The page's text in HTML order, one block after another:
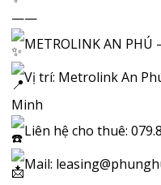
——
METROLINK AN PHÚ
Vị trí: Metrolink An
Minh
Liên hệ cho thuê:
Mail: